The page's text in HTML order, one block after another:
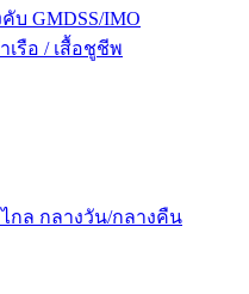
บ GMDSS/IMO
รือ / เสื้อชูชีพ
กล กลางวัน/กลางคืน